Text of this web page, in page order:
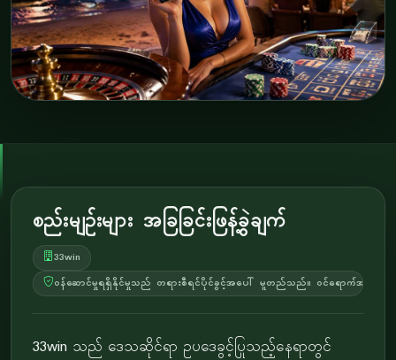
စည်းမျဉ်းများ အခြခြင်းဖြန့်ခွဲချက်
33win
ဝန်ဆောင်မှုရရှိနိုင်မှုသည် တရားစီရင်ပိုင်ခွင့်အပေါ် မူတည်သည်။ ဝင်ရောက်အသုံးပြုခ
33win သည် ဒေသဆိုင်ရာ ဥပဒေခွင့်ပြုသည့်နေရာတွင်